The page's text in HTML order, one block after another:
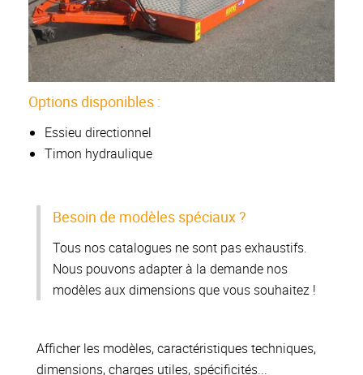
Options disponibles :
Essieu directionnel
Timon hydraulique
Besoin de modèles spéciaux ?
Tous nos catalogues ne sont pas exhaustifs.
Nous pouvons adapter à la demande nos
modèles aux dimensions que vous souhaitez !
Afficher les modèles, caractéristiques techniques,
dimensions, charges utiles, spécificités...